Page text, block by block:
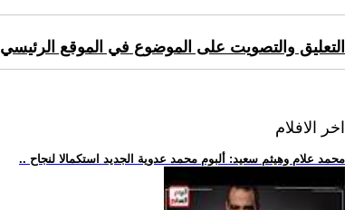
التعليق والتصويت على الموضوع في الموقع الرئيسي
اخر الافلام
.. محمد علام وهيثم سعيد: ألبوم محمد عدوية الجديد استكمالا لنجاح